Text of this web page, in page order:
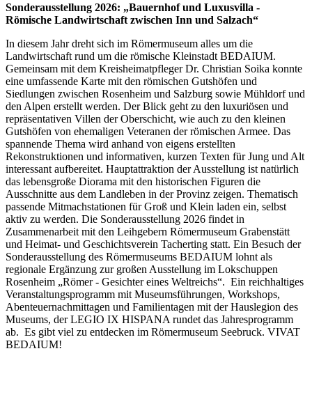
Sonderausstellung 2026: „Bauernhof und Luxusvilla -
Römische Landwirtschaft zwischen Inn und Salzach“
In diesem Jahr dreht sich im Römermuseum alles um die
Landwirtschaft rund um die römische Kleinstadt BEDAIUM.
Gemeinsam mit dem Kreisheimatpfleger Dr. Christian Soika konnte
eine umfassende Karte mit den römischen Gutshöfen und
Siedlungen zwischen Rosenheim und Salzburg sowie Mühldorf und
den Alpen erstellt werden. Der Blick geht zu den luxuriösen und
repräsentativen Villen der Oberschicht, wie auch zu den kleinen
Gutshöfen von ehemaligen Veteranen der römischen Armee. Das
spannende Thema wird anhand von eigens erstellten
Rekonstruktionen und informativen, kurzen Texten für Jung und Alt
interessant aufbereitet. Hauptattraktion der Ausstellung ist natürlich
das lebensgroße Diorama mit den historischen Figuren die
Ausschnitte aus dem Landleben in der Provinz zeigen. Thematisch
passende Mitmachstationen für Groß und Klein laden ein, selbst
aktiv zu werden. Die Sonderausstellung 2026 findet in
Zusammenarbeit mit den Leihgebern Römermuseum Grabenstätt
und Heimat- und Geschichtsverein Tacherting statt. Ein Besuch der
Sonderausstellung des Römermuseums BEDAIUM lohnt als
regionale Ergänzung zur großen Ausstellung im Lokschuppen
Rosenheim „Römer - Gesichter eines Weltreichs“. Ein reichhaltiges
Veranstaltungsprogramm mit Museumsführungen, Workshops,
Abenteuernachmittagen und Familientagen mit der Hauslegion des
Museums, der LEGIO IX HISPANA rundet das Jahresprogramm
ab. Es gibt viel zu entdecken im Römermuseum Seebruck. VIVAT
BEDAIUM!